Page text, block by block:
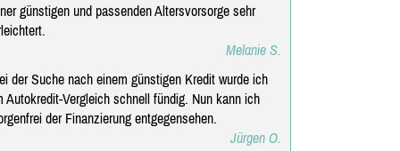
günstigen und passenden Altersvorsorge sehr
Melanie S.
der Suche nach einem günstigen Kredit wurde ich
Autokredit-Vergleich schnell fündig. Nun kann ich
der Finanzierung entgegensehen.
Jürgen O.